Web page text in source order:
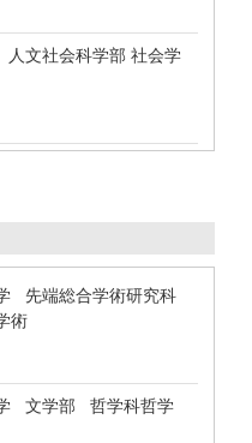
文社会科学部 社会学
先端総合学術研究科
術
文学部 哲学科哲学